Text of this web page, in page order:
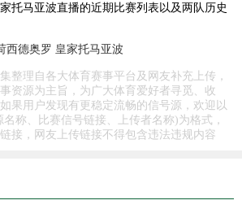
托马亚波直播的近期比赛列表以及两队历史
西德奥罗 皇家托马亚波
整理自各大体育赛事平台及网友补充上传，
资源为主旨，为广大体育爱好者寻觅、收
果用户发现有更稳定流畅的信号源，欢迎以
称、比赛信号链接、上传者名称)为格式，
接，网友上传链接不得包含违法违规内容